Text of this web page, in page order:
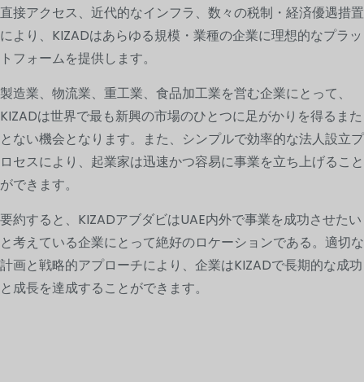
直接アクセス、近代的なインフラ、数々の税制・経済優遇措置
により、KIZADはあらゆる規模・業種の企業に理想的なプラッ
トフォームを提供します。
製造業、物流業、重工業、食品加工業を営む企業にとって、
KIZADは世界で最も新興の市場のひとつに足がかりを得るまた
とない機会となります。また、シンプルで効率的な法人設立プ
ロセスにより、起業家は迅速かつ容易に事業を立ち上げること
ができます。
要約すると、KIZADアブダビはUAE内外で事業を成功させたい
と考えている企業にとって絶好のロケーションである。適切な
計画と戦略的アプローチにより、企業はKIZADで長期的な成功
と成長を達成することができます。